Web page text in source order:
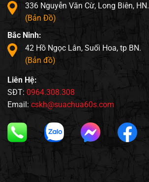
336 Nguyễn Văn Cừ, Long Biên, HN.
(Bản Đồ)
Bắc Ninh:
42 Hồ Ngọc Lân, Suối Hoa, tp BN.
(Bản đồ)
Liên Hệ:
SĐT: 0964.308.308
Email: cskh@suachua60s.com